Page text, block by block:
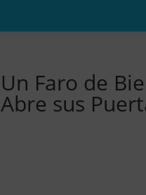
Un Faro de
Abre sus